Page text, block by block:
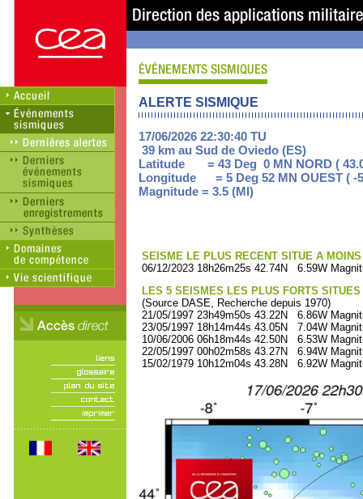
ALERTE SISMIQUE
17/06/2026 22:30:40 TU
39 km au Sud de Oviedo (ES)
Latitude = 43 Deg 0 MN NORD (
Longitude = 5 Deg 52 MN OUEST ( -
Magnitude = 3.5 (Ml)
SEISME LE PLUS RECENT SITUE A
06/12/2023 18h26m25s 42.74N 6.59W
LES 5 SEISMES LES PLUS FORTS
(Source DASE, Recherche depuis 1970)
21/05/1997 23h49m50s 43.22N 6.86W
23/05/1997 18h14m44s 43.05N 7.04W
10/06/2006 06h18m44s 42.50N 6.53W
22/05/1997 00h02m58s 43.27N 6.94W
15/02/1979 10h12m04s 43.28N 6.92W